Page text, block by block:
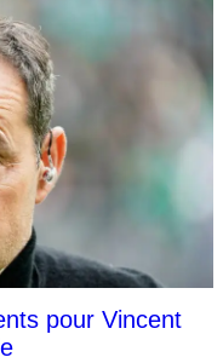
pour Vincent